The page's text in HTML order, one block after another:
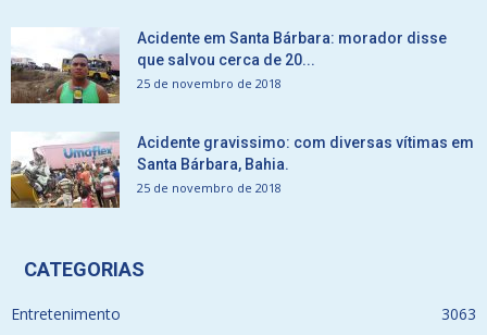
Acidente em Santa Bárbara: morador disse
que salvou cerca de 20...
25 de novembro de 2018
Acidente gravissimo: com diversas vítimas em
Santa Bárbara, Bahia.
25 de novembro de 2018
CATEGORIAS
Entretenimento 3063